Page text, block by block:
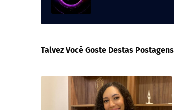
Talvez Você Goste Destas Postagens